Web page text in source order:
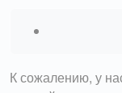
К сожалению, у